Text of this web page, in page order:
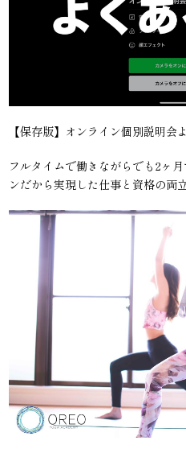
【保存版】オンライン個別説明会
フルタイムで働きながらでも2ヶ
ンだから実現した仕事と資格の両立